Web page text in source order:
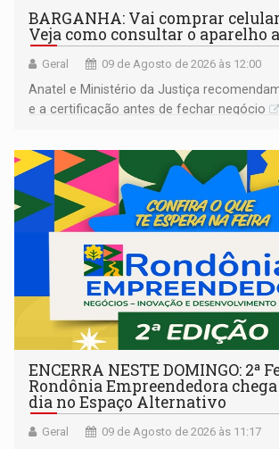
BARGANHA: Vai comprar
Veja como consultar o aparelho
Geral 09 de Agosto de 2026 às 12:00
Anatel e Ministério da Justiça
e a certificação antes de fechar negócio
ENCERRA NESTE DOMINGO: 2ª
Rondônia Empreendedora
dia no Espaço Alternativo
Geral 09 de Agosto de 2026 às 11:17